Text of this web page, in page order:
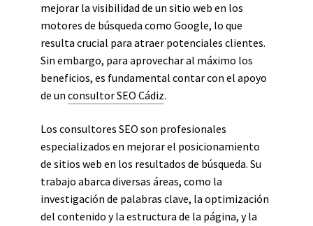
mejorar la visibilidad de un sitio web en los
motores de búsqueda como Google, lo que
resulta crucial para atraer potenciales clientes.
Sin embargo, para aprovechar al máximo los
beneficios, es fundamental contar con el apoyo
de un consultor SEO Cádiz.
Los consultores SEO son profesionales
especializados en mejorar el posicionamiento
de sitios web en los resultados de búsqueda. Su
trabajo abarca diversas áreas, como la
investigación de palabras clave, la optimización
del contenido y la estructura de la página, y la